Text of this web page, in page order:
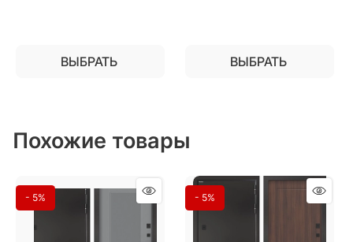
ВЫБРАТЬ ВЫБРАТЬ
Похожие товары
- 5% - 5%